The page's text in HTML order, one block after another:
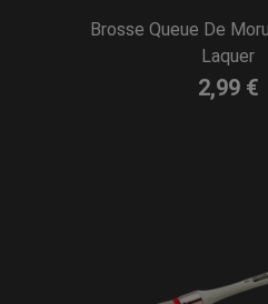
Brosse Queue De
Laquer
2,99 €